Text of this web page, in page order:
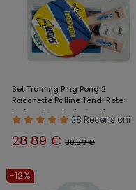
Set Training Ping Pong 2
Racchette Palline Tendi Rete
Inclusa Tennis da Tavola
28 Recensioni
28,89 € 30,89 €
-12%